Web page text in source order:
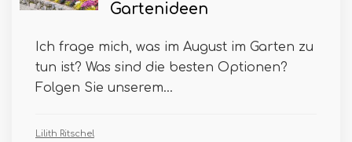
Gartenideen
Ich frage mich, was im August im Garten zu
tun ist? Was sind die besten Optionen?
Folgen Sie unserem...
Lilith Ritschel